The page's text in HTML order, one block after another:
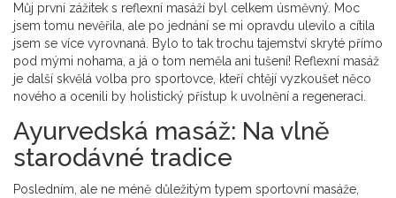
Můj první zážitek s reflexní masáží byl celkem úsměvný. Moc
jsem tomu nevěřila, ale po jednání se mi opravdu ulevilo a cítila
jsem se více vyrovnaná. Bylo to tak trochu tajemství skryté přímo
pod mými nohama, a já o tom neměla ani tušení! Reflexní masáž
je další skvělá volba pro sportovce, kteří chtějí vyzkoušet něco
nového a ocenili by holistický přístup k uvolnění a regeneraci.
Ayurvedská masáž: Na vlně
starodávné tradice
Posledním, ale ne méně důležitým typem sportovní masáže,